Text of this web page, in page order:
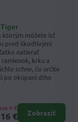
ktorým môžete ísť
pred škodlivými
natierať
krku a
schne, čo určite
po okúpaní dlho
16 €
4 €
Zobraziť